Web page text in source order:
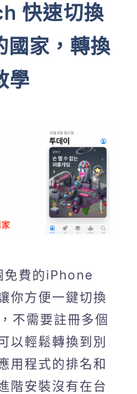
快速切換
家，轉換
學
費的iPhone
你方便一鍵切換
不需要註冊多個
以輕鬆轉換到別
用程式的排名和
階安裝沒有在台